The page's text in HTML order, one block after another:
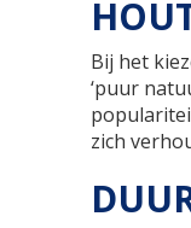
Bij het
‘puur
zich